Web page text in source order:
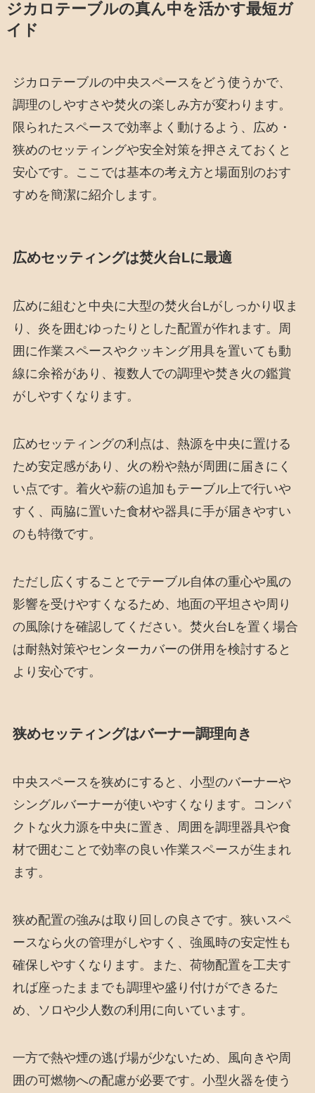
ジカロテーブルの真ん中を活かす最短ガ
イド
ジカロテーブルの中央スペースをどう使うかで、
調理のしやすさや焚火の楽しみ方が変わります。
限られたスペースで効率よく動けるよう、広め・
狭めのセッティングや安全対策を押さえておくと
安心です。ここでは基本の考え方と場面別のおす
すめを簡潔に紹介します。
広めセッティングは焚火台Lに最適
広めに組むと中央に大型の焚火台Lがしっかり収ま
り、炎を囲むゆったりとした配置が作れます。周
囲に作業スペースやクッキング用具を置いても動
線に余裕があり、複数人での調理や焚き火の鑑賞
がしやすくなります。
広めセッティングの利点は、熱源を中央に置ける
ため安定感があり、火の粉や熱が周囲に届きにく
い点です。着火や薪の追加もテーブル上で行いや
すく、両脇に置いた食材や器具に手が届きやすい
のも特徴です。
ただし広くすることでテーブル自体の重心や風の
影響を受けやすくなるため、地面の平坦さや周り
の風除けを確認してください。焚火台Lを置く場合
は耐熱対策やセンターカバーの併用を検討すると
より安心です。
狭めセッティングはバーナー調理向き
中央スペースを狭めにすると、小型のバーナーや
シングルバーナーが使いやすくなります。コンパ
クトな火力源を中央に置き、周囲を調理器具や食
材で囲むことで効率の良い作業スペースが生まれ
ます。
狭め配置の強みは取り回しの良さです。狭いスペ
ースなら火の管理がしやすく、強風時の安定性も
確保しやすくなります。また、荷物配置を工夫す
れば座ったままでも調理や盛り付けができるた
め、ソロや少人数の利用に向いています。
一方で熱や煙の逃げ場が少ないため、風向きや周
囲の可燃物への配慮が必要です。小型火器を使う